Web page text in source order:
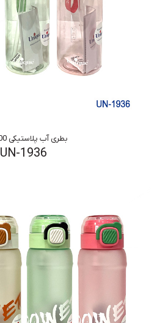
بطری آب پلاستیکی 700 میل
UN-1936